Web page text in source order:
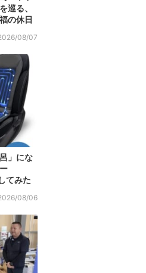
巡る、
の休日
08/07
」にな
てみた
08/06